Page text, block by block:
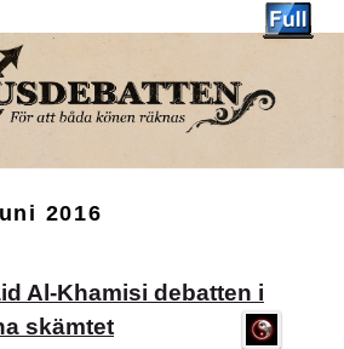
2016
Al-Khamisi debatten i
skämtet